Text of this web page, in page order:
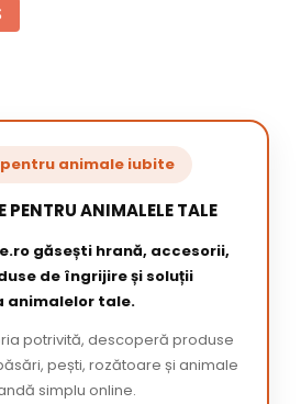
animale iubite
PENTRU ANIMALELE TALE
găsești hrană, accesorii,
de îngrijire și soluții
animalelor tale.
potrivită, descoperă produse
pești, rozătoare și animale
simplu online.